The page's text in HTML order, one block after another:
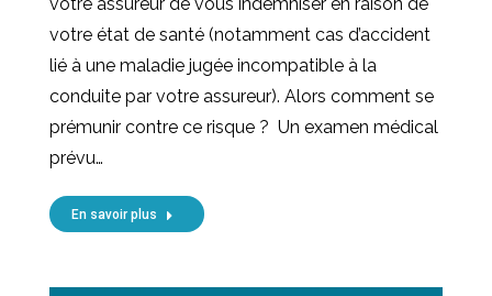
votre assureur de vous indemniser en raison de
votre état de santé (notamment cas d’accident
lié à une maladie jugée incompatible à la
conduite par votre assureur). Alors comment se
prémunir contre ce risque ? Un examen médical
prévu…
En savoir plus